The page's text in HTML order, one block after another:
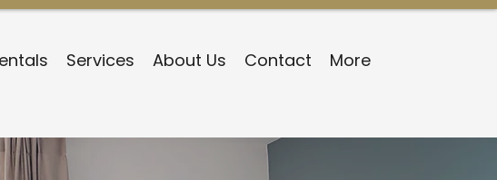
Services About Us Contact More